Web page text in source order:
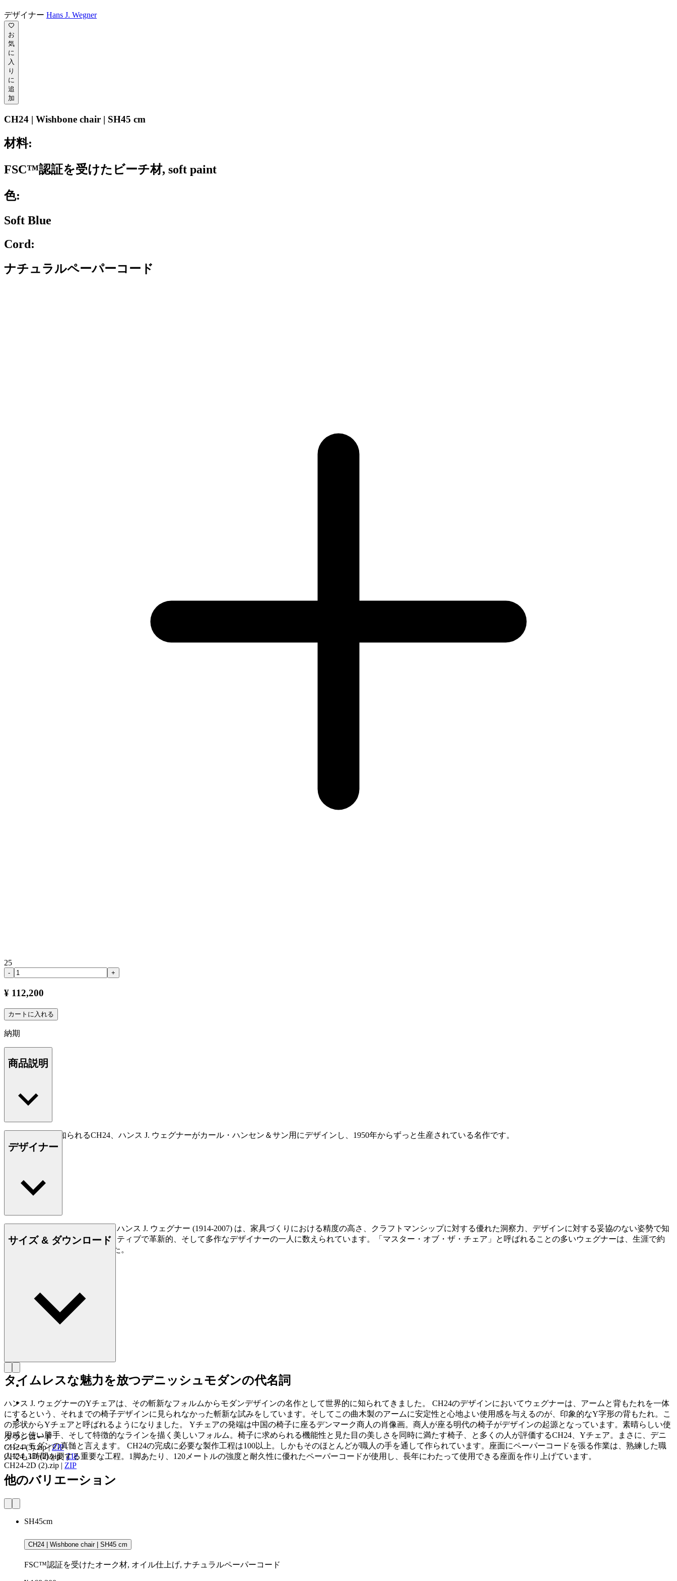
デザイナー Hans J. Wegner
お
気
に
入
り
に
追
加
CH24 | Wishbone chair | SH45 cm
材料:
FSC™認証を受けたビーチ材, soft paint
色:
Soft Blue
Cord:
ナチュラルペーパーコード
25
- +
¥ 112,200
カートに入れる
納期
商品説明
Yチェアとして知られるCH24、ハンス J. ウェグナーがカール・ハンセン＆サン用にデザインし、1950年からずっと生産されている名作です。
デザイナー
デンマークの家具デザイナー、ハンス J. ウェグナー (1914-2007) は、家具づくりにおける精度の高さ、クラフトマンシップに対する優れた洞察力、デザインに対する妥協のない姿勢で知
られており、史上最もクリエイティブで革新的、そして多作なデザイナーの一人に数えられています。「マスター・オブ・ザ・チェア」と呼ばれることの多いウェグナーは、生涯で約
500点もの椅子を創り出しました。
サイズ & ダウンロード
ダウンロード
CH24 (3).zip|ZIP
CH24_3D (2).zip|ZIP
CH24-2D (2).zip | ZIP
タイムレスな魅力を放つデニッシュモダンの代名詞
ハンス J. ウェグナーのYチェアは、その斬新なフォルムからモダンデザインの名作として世界的に知られてきました。 CH24のデザインにおいてウェグナーは、アームと背もたれを一体
にするという、それまでの椅子デザインに見られなかった斬新な試みをしています。そしてこの曲木製のアームに安定性と心地よい使用感を与えるのが、印象的なY字形の背もたれ。こ
の形状からYチェアと呼ばれるようになりました。 Yチェアの発端は中国の椅子に座るデンマーク商人の肖像画。商人が座る明代の椅子がデザインの起源となっています。素晴らしい使
用感と使い勝手、そして特徴的なラインを描く美しいフォルム。椅子に求められる機能性と見た目の美しさを同時に満たす椅子、と多くの人が評価するCH24、Yチェア。まさに、デニ
ッシュモダンの真髄と言えます。 CH24の完成に必要な製作工程は100以上。しかもそのほとんどが職人の手を通して作られています。座面にペーパーコードを張る作業は、熟練した職
人でも1時間を要する重要な工程。1脚あたり、120メートルの強度と耐久性に優れたペーパーコードが使用し、長年にわたって使用できる座面を作り上げています。
他のバリエーション
SH45cm
CH24 | Wishbone chair | SH45 cm
FSC™認証を受けたオーク材, オイル仕上げ, ナチュラルペーパーコード